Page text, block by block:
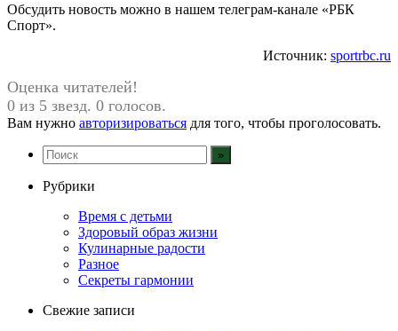
Обсудить новость можно в нашем телеграм-канале «РБК
Спорт».
Источник: sportrbc.ru
Оценка читателей!
0 из 5 звезд. 0 голосов.
Вам нужно авторизироваться для того, чтобы проголосовать.
Рубрики
Время с детьми
Здоровый образ жизни
Кулинарные радости
Разное
Секреты гармонии
Свежие записи